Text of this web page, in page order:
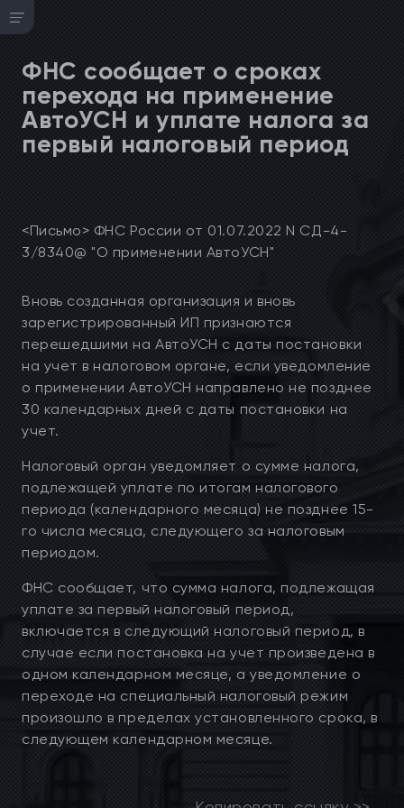
ФНС сообщает о сроках
перехода на применение
АвтоУСН и уплате налога за
первый налоговый период
<Письмо> ФНС России от 01.07.2022 N СД-4-
3/8340@ "О применении АвтоУСН"
Вновь созданная организация и вновь
зарегистрированный ИП признаются
перешедшими на АвтоУСН с даты постановки
на учет в налоговом органе, если уведомление
о применении АвтоУСН направлено не позднее
30 календарных дней с даты постановки на
учет.
Налоговый орган уведомляет о сумме налога,
подлежащей уплате по итогам налогового
периода (календарного месяца) не позднее 15-
го числа месяца, следующего за налоговым
периодом.
ФНС сообщает, что сумма налога, подлежащая
уплате за первый налоговый период,
включается в следующий налоговый период, в
случае если постановка на учет произведена в
одном календарном месяце, а уведомление о
переходе на специальный налоговый режим
произошло в пределах установленного срока, в
следующем календарном месяце.